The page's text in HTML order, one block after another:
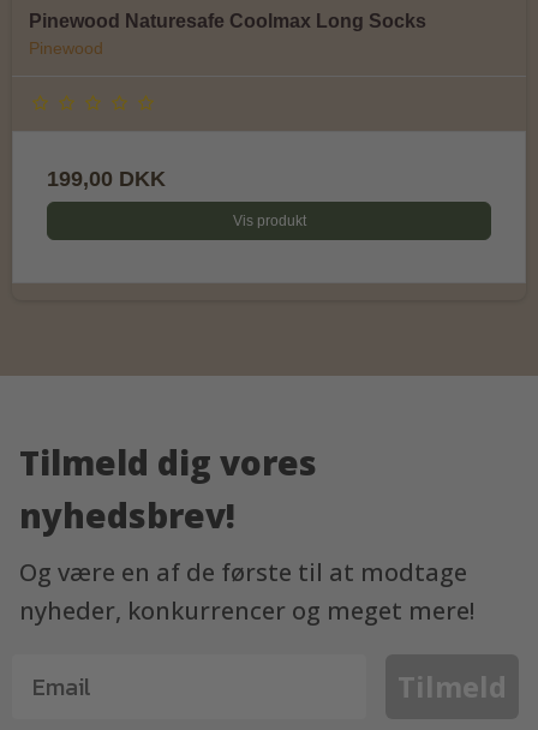
Pinewood Naturesafe Coolmax Long Socks
Pinewood
199,00 DKK
Vis produkt
Tilmeld dig vores
nyhedsbrev!
Og være en af de første til at modtage
nyheder, konkurrencer og meget mere!
Tilmeld